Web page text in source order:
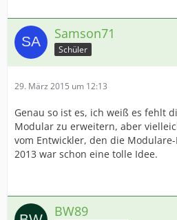
Samson71
Schüler
29. März 2015 um 12:13
Genau so ist es, ich weiß es fehlt
Modular zu erweitern, aber
vom Entwickler, den die
2013 war schon eine tolle Idee.
BW89